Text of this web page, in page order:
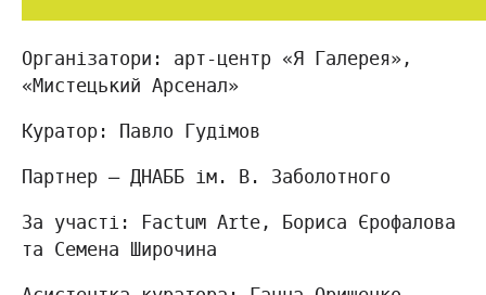
Організатори: арт-центр «Я Галерея»,
«Мистецький Арсенал»
Куратор: Павло Гудімов
Партнер — ДНАББ ім. В. Заболотного
За участі: Factum Arte, Бориса Єрофалова
та Семена Широчина